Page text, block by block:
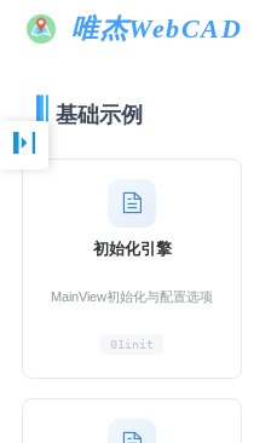
唯杰WebCAD
基础示例
初始化引擎
MainView初始化与配置选项
01init